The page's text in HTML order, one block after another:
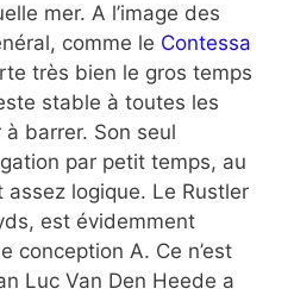
mer. A l’image des
comme le Contessa
très bien le gros temps
stable à toutes les
barrer. Son seul
par petit temps, au
assez logique. Le Rustler
est évidemment
conception A. Ce n’est
Luc Van Den Heede a